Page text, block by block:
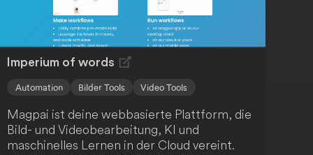
Imperium of words
Automation Bilder Tools Video Tools
Magpai ist deine webbasierte Plattform, die
Bild- und Videobearbeitung, KI und
maschinelles Lernen in der Cloud vereint.